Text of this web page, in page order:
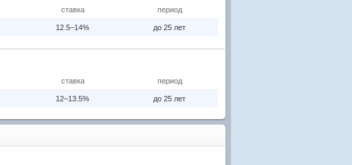
ставка период
12.5–14% до 25 лет
ставка период
12–13.5% до 25 лет